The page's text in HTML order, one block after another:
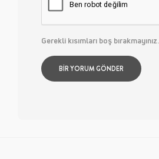
Gerekli kısımları boş bırakmayınız.